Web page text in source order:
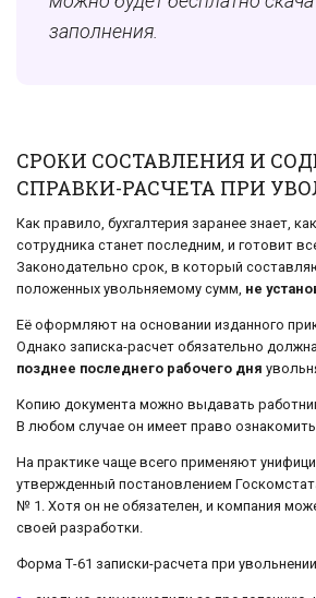
заполнения.
СРОКИ СОСТАВЛЕНИЯ И
СПРАВКИ-РАСЧЕТА ПРИ
Как правило, бухгалтерия заранее знает,
сотрудника станет последним, и готовит
Законодательно срок, в который
положенных увольняемому сумм, не
Её оформляют на основании изданного
Однако записка-расчет обязательно
позднее последнего рабочего дня
Копию документа можно выдавать
В любом случае он имеет право
На практике чаще всего применяют
утвержденный постановлением
№ 1. Хотя он не обязателен, и компания
своей разработки.
Форма Т-61 записки-расчета при